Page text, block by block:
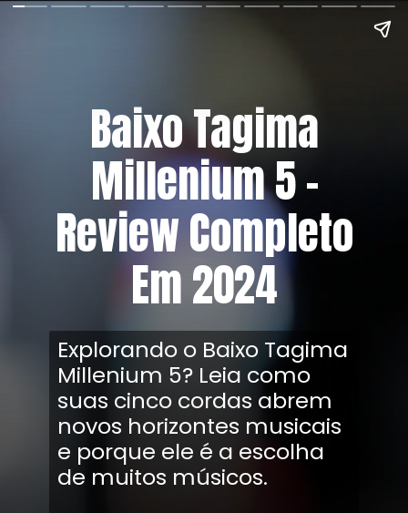
Baixo Tagima
Millenium 5 –
Review Completo
Em 2024
Explorando o Baixo Tagima
Millenium 5? Leia como
suas cinco cordas abrem
novos horizontes musicais
e porque ele é a escolha
de muitos músicos.